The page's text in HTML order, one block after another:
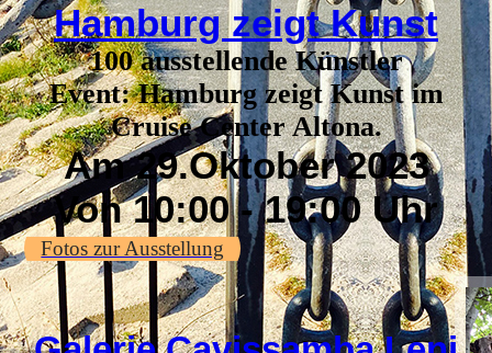
Hamburg zeigt Kunst
100 ausstellende Künstler
Event: Hamburg zeigt Kunst im
Cruise Center Altona.
Am 29.Oktober 2023
Von 10:00 - 19:00 Uhr
Fotos zur Ausstellung